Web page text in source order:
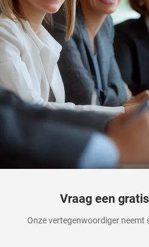
Vraag een
Onze vertegenwoordiger neemt